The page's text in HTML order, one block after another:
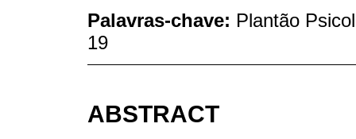
Palavras-chave: Plantão
19
ABSTRACT